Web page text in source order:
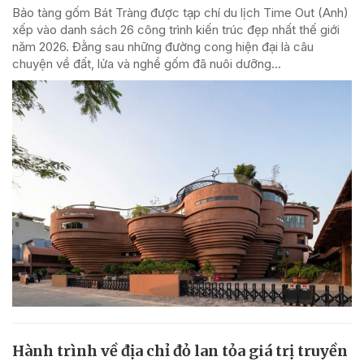
Bảo tàng gốm Bát Tràng được tạp chí du lịch Time Out (Anh)
xếp vào danh sách 26 công trình kiến trúc đẹp nhất thế giới
năm 2026. Đằng sau những đường cong hiện đại là câu
chuyện về đất, lửa và nghề gốm đã nuôi dưỡng...
Hành trình về địa chỉ đỏ lan tỏa giá trị truyền